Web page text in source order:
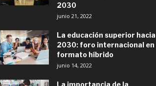
2030
junio 21, 2022
La educación superior hacia
2030: foro internacional en
formato híbrido
junio 14, 2022
La importancia de la